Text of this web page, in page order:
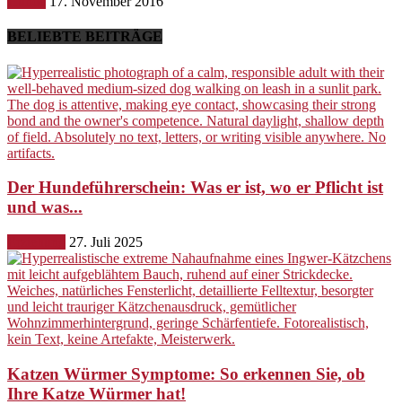
BELIEBTE BEITRÄGE
Der Hundeführerschein: Was er ist, wo er Pflicht ist
und was...
27. Juli 2025
Katzen Würmer Symptome: So erkennen Sie, ob
Ihre Katze Würmer hat!